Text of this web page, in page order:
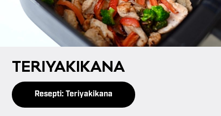
TE­RI­YA­KI­KA­NA
Resepti: Teriyakikana